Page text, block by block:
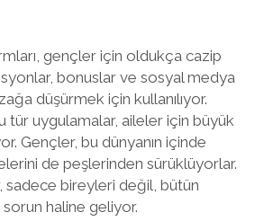
gençler için oldukça cazip
bonuslar ve sosyal medya
düşürmek için kullanılıyor.
tür uygulamalar, aileler için büyük
Gençler, bu dünyanın içinde
de peşlerinden sürüklüyorlar.
sadece bireyleri değil, bütün
haline geliyor.